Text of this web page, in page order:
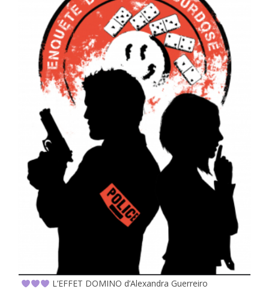
L’EFFET DOMINO d’Alexandra Guerreiro